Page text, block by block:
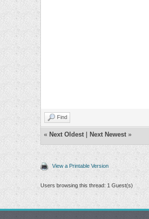
Find
« Next Oldest| Next Newest»
View a Printable Version
Users browsing this thread: 1 Guest(s)